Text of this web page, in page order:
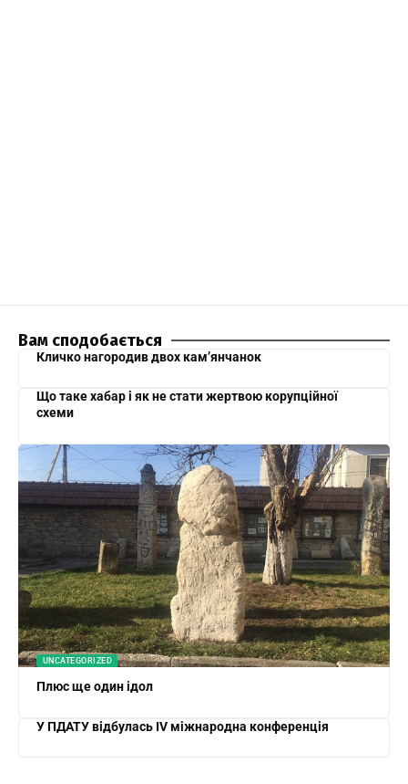
Вам сподобається
Кличко нагородив двох кам’янчанок
Що таке хабар і як не стати жертвою корупційної
схеми
UNCATEGORIZED
Плюс ще один ідол
У ПДАТУ відбулась IV міжнародна конференція